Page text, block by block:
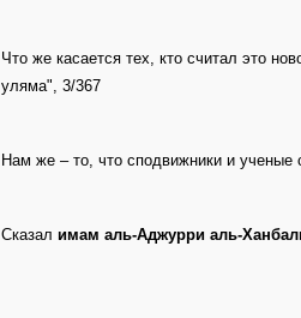
Что же касается тех, кто считал это
уляма", 3/367
Нам же – то, что сподвижники и ученые
Сказал имам аль-Аджурри аль-